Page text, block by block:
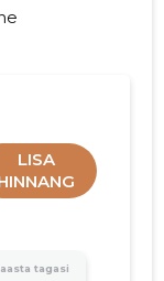
LISA
aasta tagasi